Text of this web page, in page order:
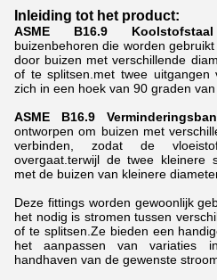
Inleiding tot het product:
ASME B16.9 Koolstofstaal
buizenbehoren die worden
door buizen met verschillende
of te splitsen.met twee uitgangen
zich in een hoek van 90 graden
ASME B16.9
ontworpen om buizen met
verbinden, zodat de
overgaat.terwijl de twee kleinere
met de buizen van kleinere
Deze fittings worden gewoonlijk
het nodig is stromen tussen
of te splitsen.Ze bieden een
het aanpassen van variaties
handhaven van de gewenste